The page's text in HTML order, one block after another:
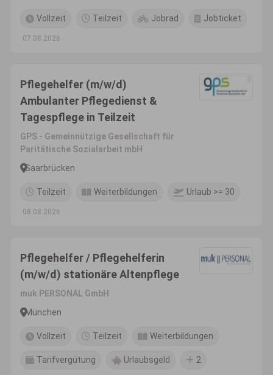
Vollzeit Teilzeit Jobrad Jobticket
07.08.2026
Pflegehelfer (m/w/d)
Ambulanter Pflegedienst &
Tagespflege in Teilzeit
GPS - Gemeinnützige Gesellschaft für
Paritätische Sozialarbeit mbH
Saarbrücken
Teilzeit Weiterbildungen Urlaub >= 30
08.08.2026
Pflegehelfer / Pflegehelferin
(m/w/d) stationäre Altenpflege
muk PERSONAL GmbH
München
Vollzeit Teilzeit Weiterbildungen
Tarifvergütung Urlaubsgeld 2